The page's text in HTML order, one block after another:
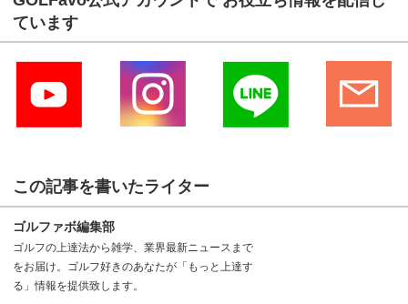
ています
この記事を書いたライター
ゴルファボ編集部
ゴルフの上達法から雑学、業界最新ニュースまで
をお届け。ゴルフ好きのあなたが「もっと上達す
る」情報を提供致します。